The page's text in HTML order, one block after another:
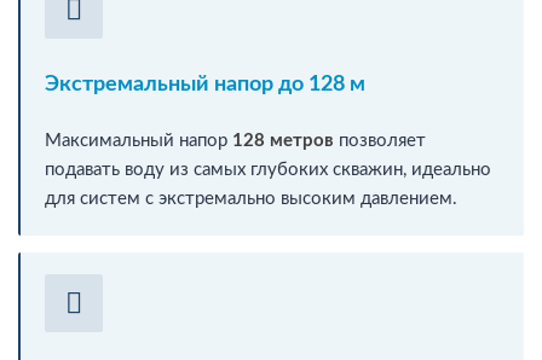
Экстремальный напор до 128 м
Максимальный напор 128 метров позволяет
подавать воду из самых глубоких скважин, идеально
для систем с экстремально высоким давлением.